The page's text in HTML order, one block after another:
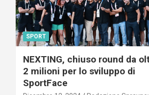
SPORT
NEXTING, chiuso round da
2 milioni per lo sviluppo di
SportFace